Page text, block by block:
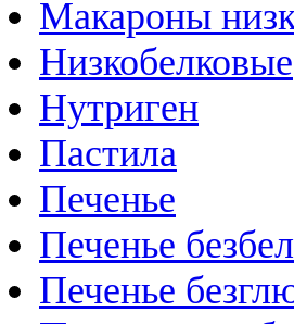
Макароны
Низкобелковые
Нутриген
Пастила
Печенье
Печенье
Печенье